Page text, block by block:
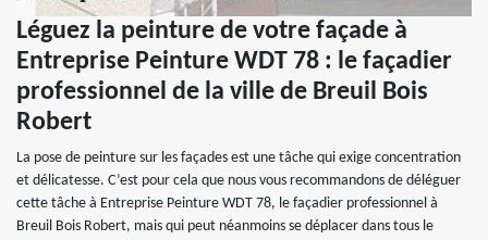
Léguez la peinture de votre façade à
Entreprise Peinture WDT 78 : le façadier
professionnel de la ville de Breuil Bois
Robert
La pose de peinture sur les façades est une tâche qui exige concentration
et délicatesse. C’est pour cela que nous vous recommandons de déléguer
cette tâche à Entreprise Peinture WDT 78, le façadier professionnel à
Breuil Bois Robert, mais qui peut néanmoins se déplacer dans tous le